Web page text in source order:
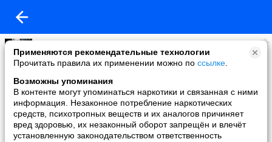
Применяются рекомендательные технологии
Прочитать правила их применении можно по ссылке
Возможны упоминания
В контенте могут упоминаться наркотики и связанная с ними
информация. Незаконное потребление наркотических
средств, психотропных веществ и их аналогов причиняет
вред здоровью, их незаконный оборот запрещён и влечёт
установленную законодательством ответственность
Юлия Архипова
added a photo
22 Oct в 00:39